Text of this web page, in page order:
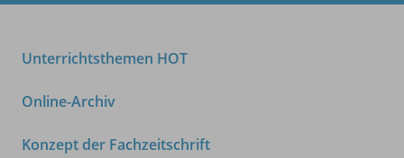
Unterrichtsthemen HOT
Online-Archiv
Konzept der Fachzeitschrift